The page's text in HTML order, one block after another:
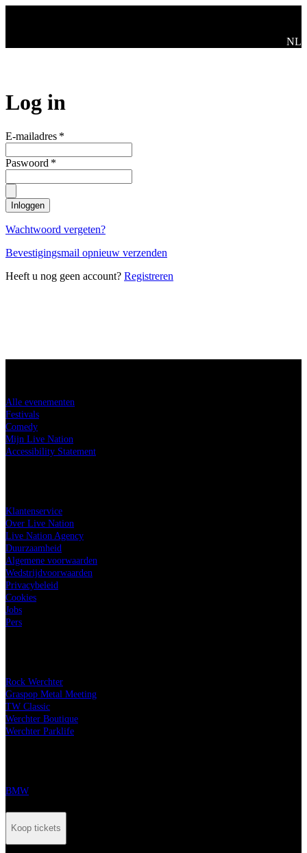
NL
Log in
E-mailadres *
Paswoord *
Inloggen
Wachtwoord vergeten?
Bevestigingsmail opnieuw verzenden
Heeft u nog geen account? Registreren
Alle evenementen
Festivals
Comedy
Mijn Live Nation
Accessibility Statement
Klantenservice
Over Live Nation
Live Nation Agency
Duurzaamheid
Algemene voorwaarden
Wedstrijdvoorwaarden
Privacybeleid
Cookies
Jobs
Pers
Rock Werchter
Graspop Metal Meeting
TW Classic
Werchter Boutique
Werchter Parklife
BMW
Koop tickets